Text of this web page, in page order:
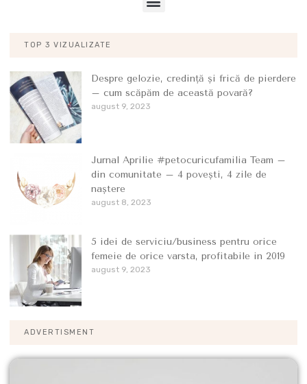
TOP 3 VIZUALIZATE
Despre gelozie, credință și frică de pierdere
– cum scăpăm de această povară?
august 9, 2023
Jurnal Aprilie #petocuricufamilia Team –
din comunitate – 4 povești, 4 zile de
naștere
august 8, 2023
5 idei de serviciu/business pentru orice
femeie de orice varsta, profitabile in 2019
august 9, 2023
ADVERTISMENT